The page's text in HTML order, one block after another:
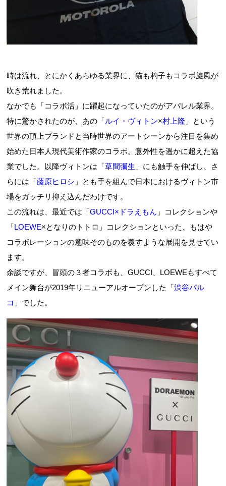
時は流れ、とにかくあらゆる業界に、猫も杓子もコラボ旋風が
吹き荒れました。
なかでも「コラボ活」に躍起になっていたのがアパレル業界。
特に驚かされたのが、あの「ルイ・ヴィトン×村上隆 」という
世界の頂上ブランドと当時世界のアートシーンから注目を集め
始めた日本人現代美術作家のコラボ。意外性を遥かに超えた協
業でした。以降ヴィトンは「草間彌生 」にも触手を伸ばし、さ
らには「藤原ヒロシ 」とも手を組んで日本におけるヴィトン市
場をガッチリ抑え込んだわけです。
この流れは、最近では「GUCCI×ドラえもん 」コレクションや
「LOEWE×となりのトトロ」コレクションといった、もはや
コラボレーションの意味そのものを覆すような展開を見せてい
ます。
余談ですが、冒頭の３者コラボも、GUCCI、LOEWEもすべて
メイン舞台が2019年リニューアルオープンした「渋谷パル
コ 」でした。